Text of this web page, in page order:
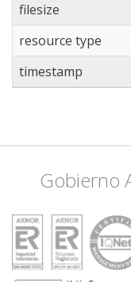
filesize
resource type
timestamp
Gobierno